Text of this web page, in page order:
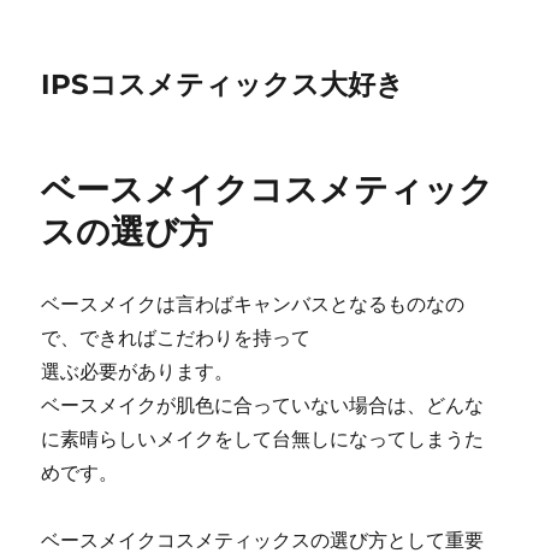
IPSコスメティックス大好き
ベースメイクコスメティック
スの選び方
ベースメイクは言わばキャンバスとなるものなの
で、できればこだわりを持って
選ぶ必要があります。
ベースメイクが肌色に合っていない場合は、どんな
に素晴らしいメイクをして台無しになってしまうた
めです。
ベースメイクコスメティックスの選び方として重要